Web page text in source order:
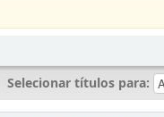
Selecionar títulos para: